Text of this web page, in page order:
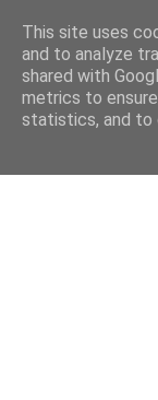
This site uses
and to analyze
shared with
metrics to
statistics, and to